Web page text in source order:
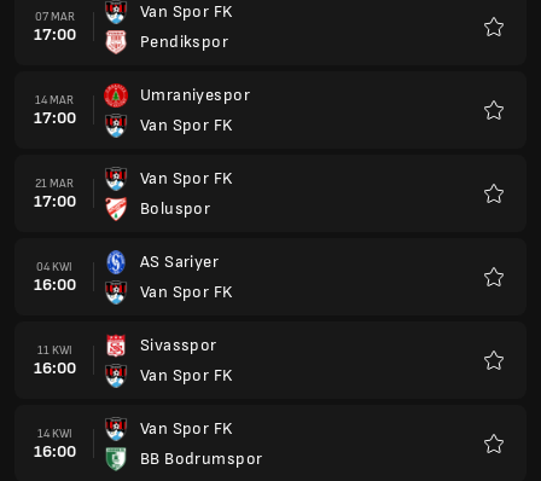
07 MAR
17:00
Van Spor FK
Pendikspor
14 MAR
17:00
Umraniyespor
Van Spor FK
21 MAR
17:00
Van Spor FK
Boluspor
04 KWI
16:00
AS Sariyer
Van Spor FK
11 KWI
16:00
Sivasspor
Van Spor FK
14 KWI
16:00
Van Spor FK
BB Bodrumspor